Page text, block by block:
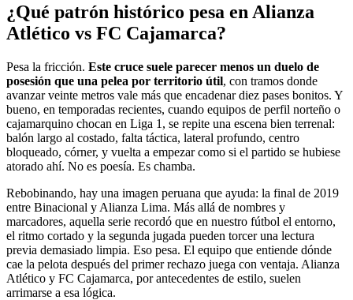
¿Qué patrón histórico pesa en Alianza
Atlético vs FC Cajamarca?
Pesa la fricción. Este cruce suele parecer menos un duelo de
posesión que una pelea por territorio útil, con tramos donde
avanzar veinte metros vale más que encadenar diez pases bonitos. Y
bueno, en temporadas recientes, cuando equipos de perfil norteño o
cajamarquino chocan en Liga 1, se repite una escena bien terrenal:
balón largo al costado, falta táctica, lateral profundo, centro
bloqueado, córner, y vuelta a empezar como si el partido se hubiese
atorado ahí. No es poesía. Es chamba.
Rebobinando, hay una imagen peruana que ayuda: la final de 2019
entre Binacional y Alianza Lima. Más allá de nombres y
marcadores, aquella serie recordó que en nuestro fútbol el entorno,
el ritmo cortado y la segunda jugada pueden torcer una lectura
previa demasiado limpia. Eso pesa. El equipo que entiende dónde
cae la pelota después del primer rechazo juega con ventaja. Alianza
Atlético y FC Cajamarca, por antecedentes de estilo, suelen
arrimarse a esa lógica.